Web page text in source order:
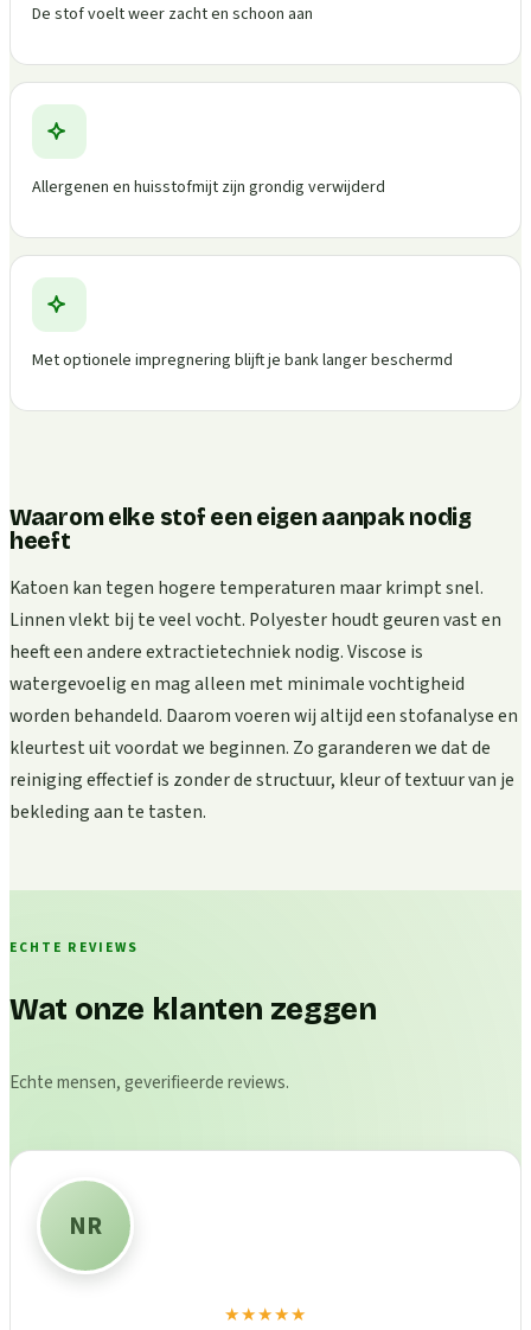
De stof voelt weer zacht en schoon aan
Allergenen en huisstofmijt zijn grondig verwijderd
Met optionele impregnering blijft je bank langer beschermd
Waarom elke stof een eigen aanpak nodig
heeft
Katoen kan tegen hogere temperaturen maar krimpt snel.
Linnen vlekt bij te veel vocht. Polyester houdt geuren vast en
heeft een andere extractietechniek nodig. Viscose is
watergevoelig en mag alleen met minimale vochtigheid
worden behandeld. Daarom voeren wij altijd een stofanalyse en
kleurtest uit voordat we beginnen. Zo garanderen we dat de
reiniging effectief is zonder de structuur, kleur of textuur van je
bekleding aan te tasten.
ECHTE REVIEWS
Wat onze klanten zeggen
Echte mensen, geverifieerde reviews.
NR
★★★★★